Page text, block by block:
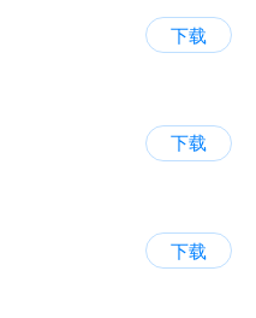
下载
下载
下载